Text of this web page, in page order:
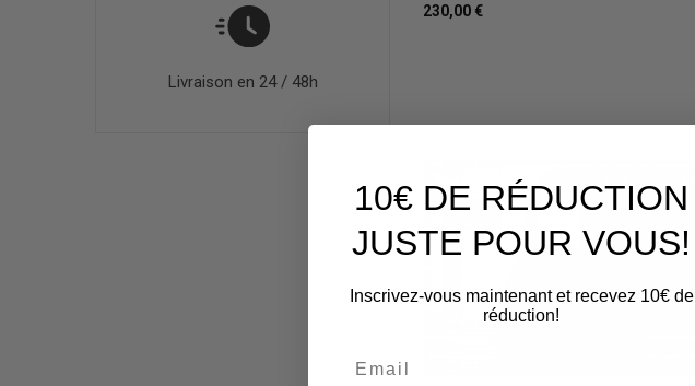
Livraison en 24 / 48h
230,00 €
10€ DE RÉDUCTION
JUSTE POUR VOUS!
Inscrivez-vous maintenant et recevez 10€ de
réduction!